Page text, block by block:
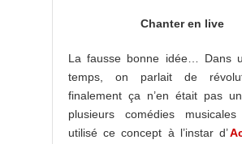
Chanter en live
La fausse bonne idée… Dans
temps, on parlait de
finalement ça n’en était pas
plusieurs comédies
utilisé ce concept à l’instar d’